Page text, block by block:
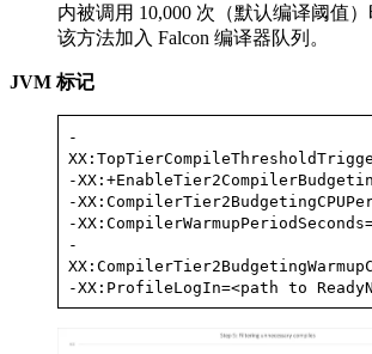
内被调用 10,000 次（默认编译阈值
该方法加入 Falcon 编译器队列。
JVM 标记
-
-
-
-
-
-XX:ProfileLogIn=<path to